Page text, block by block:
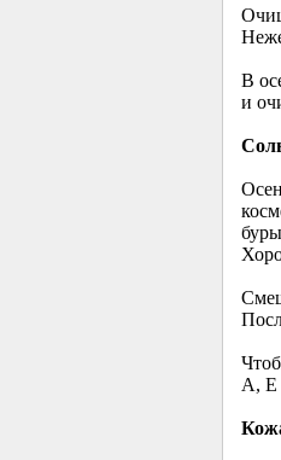
В
и
А, Е